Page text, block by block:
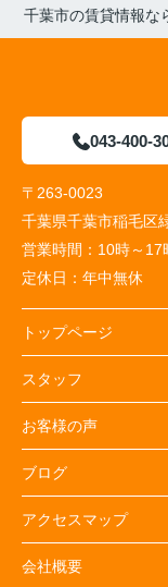
千葉市の賃貸情報な
043-400-
〒263-0023
千葉県千葉市稲毛区
営業時間： 10時～17
定休日： 年中無休
トップページ
スタッフ
お客様の声
ブログ
アクセスマップ
会社概要